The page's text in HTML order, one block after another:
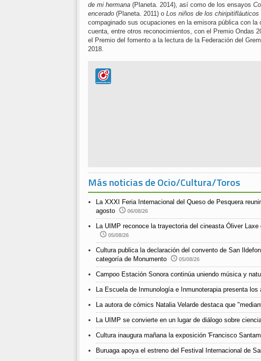
de mi hermana (Planeta. 2014), así como de los ensayos
encerado (Planeta. 2011) o Los niños de los chiripitifláuticos
compaginado sus ocupaciones en la emisora pública con la
cuenta, entre otros reconocimientos, con el Premio Ondas
el Premio del fomento a la lectura de la Federación del
2018.
Más noticias de Ocio/Cultura/Toros
La XXXI Feria Internacional del Queso de Pesquera
agosto
06/08/26
La UIMP reconoce la trayectoria del cineasta Óliver
05/08/26
Cultura publica la declaración del convento de San
categoría de Monumento
05/08/26
Campoo Estación Sonora continúa uniendo música y
La Escuela de Inmunología e Inmunoterapia presenta
La autora de cómics Natalia Velarde destaca que
La UIMP se convierte en un lugar de diálogo sobre
Cultura inaugura mañana la exposición 'Francisco
Buruaga apoya el estreno del Festival Internacional de